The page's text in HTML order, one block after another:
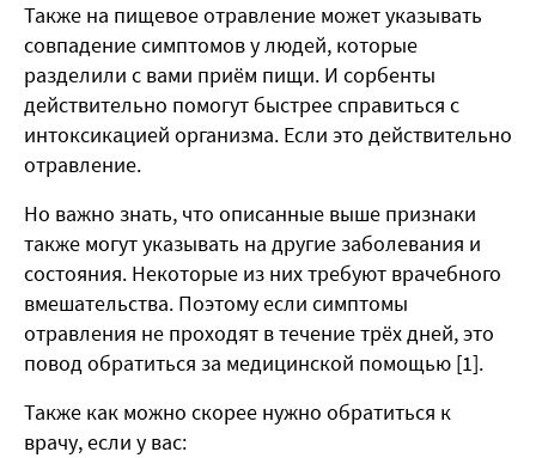
Также на пищевое отравление может указывать
совпадение симптомов у людей, которые
разделили с вами приём пищи. И сорбенты
действительно помогут быстрее справиться с
интоксикацией организма. Если это действительно
отравление.
Но важно знать, что описанные выше признаки
также могут указывать на другие заболевания и
состояния. Некоторые из них требуют врачебного
вмешательства. Поэтому если симптомы
отравления не проходят в течение трёх дней, это
повод обратиться за медицинской помощью [1].
Также как можно скорее нужно обратиться к
врачу, если у вас: